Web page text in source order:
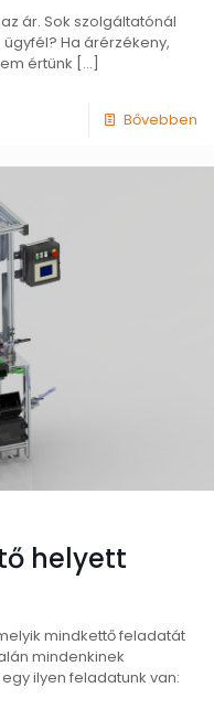
ár. Sok szolgáltatónál
Ha árérzékeny,
értünk […]
Bővebben
helyett
mindkettő feladatát
mindenkinek
ilyen feladatunk van: